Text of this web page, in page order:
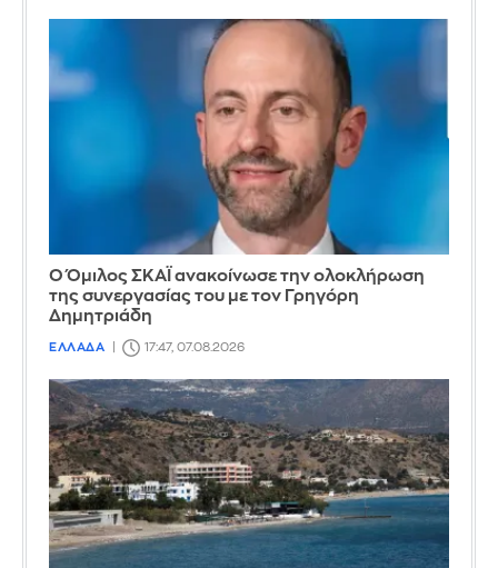
Ο Όμιλος ΣΚΑΪ ανακοίνωσε την ολοκλήρωση
της συνεργασίας του με τον Γρηγόρη
Δημητριάδη
ΕΛΛΑΔΑ 17:47, 07.08.2026